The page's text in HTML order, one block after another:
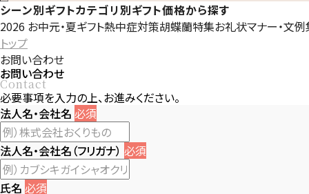
シーン別ギフトカテゴリ別ギフト価格から探す
2026 お中元・夏ギフト熱中症対策胡蝶蘭特集お礼状マナー・文
トップ
お問い合わせ
お問い合わせ
Contact
必要事項を入力の上、お進みください。
法人名・会社名 必須
法人名・会社名（フリガナ） 必須
氏名 必須